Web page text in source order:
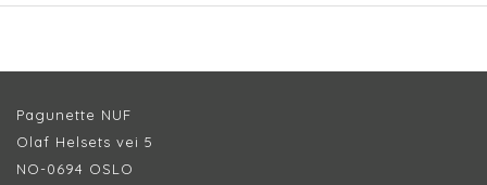
Pagunette NUF
Olaf Helsets vei 5
NO-0694 OSLO